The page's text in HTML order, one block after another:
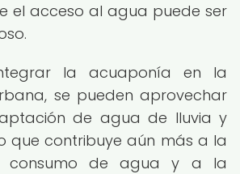
el acceso al agua puede ser
la acuaponía en la
se pueden aprovechar
de agua de lluvia y
que contribuye aún más a la
consumo de agua y a la